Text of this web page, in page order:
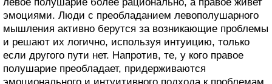
эмоциями. Люди с преобладанием левополушарного
мышления активно берутся за возникающие проблемы
и решают их логично, используя интуицию, только
если другого пути нет. Напротив, те, у кого правое
полушарие преобладает, придерживаются